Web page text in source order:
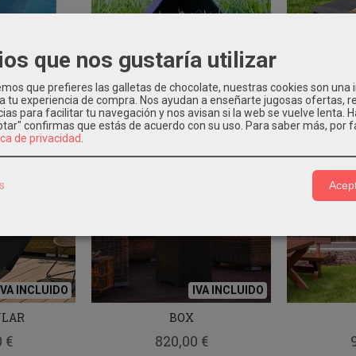
100 X-FIRE
240,00 €
INCLUIDO
€
IVA INCLUIDO
BOX
820,00 €
que nos gustaría utilizar
que prefieres las galletas de chocolate, nuestras cookies son una
tu experiencia de compra. Nos ayudan a enseñarte jugosas ofertas,
para facilitar tu navegación y nos avisan si la web se vuelve lenta.
confirmas que estás de acuerdo con su uso. Para saber más, por
de privacidad